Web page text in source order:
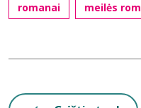
romanai meilės